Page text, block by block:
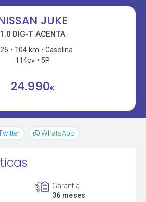
JUKE
1.0 DIG-T ACENTA
104 km
Gasolina
114cv
5P
24.990€
WhatsApp
Garantia
36 meses